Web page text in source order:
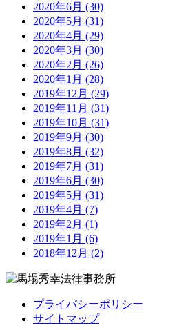
2020年6月 (30)
2020年5月 (31)
2020年4月 (29)
2020年3月 (30)
2020年2月 (26)
2020年1月 (28)
2019年12月 (29)
2019年11月 (31)
2019年10月 (31)
2019年9月 (30)
2019年8月 (32)
2019年7月 (31)
2019年6月 (30)
2019年5月 (31)
2019年4月 (7)
2019年2月 (1)
2019年1月 (6)
2018年12月 (2)
プライバシーポリシー
サイトマップ